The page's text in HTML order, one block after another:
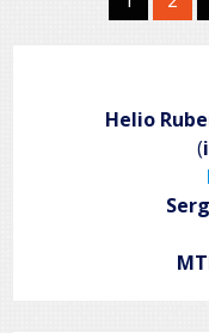
Helio
(